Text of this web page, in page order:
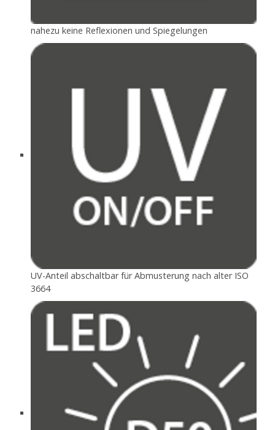
nahezu keine Reflexionen und Spiegelungen
UV-Anteil abschaltbar für Abmusterung nach alter ISO
3664